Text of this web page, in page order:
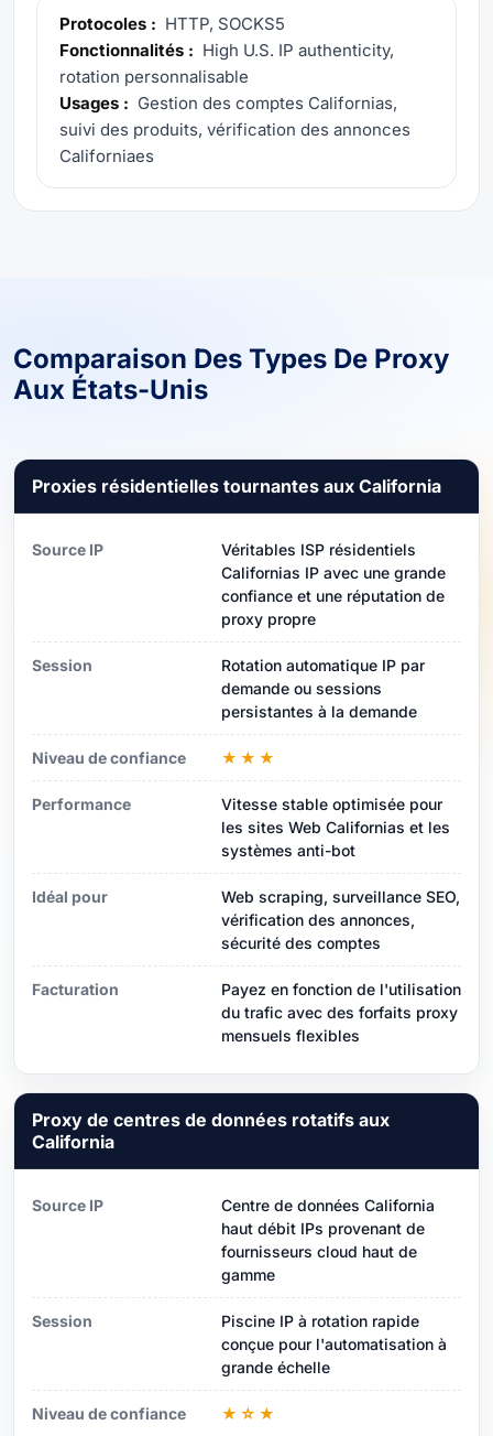
Protocoles : HTTP, SOCKS5
Fonctionnalités : High U.S. IP authenticity,
rotation personnalisable
Usages : Gestion des comptes Californias,
suivi des produits, vérification des annonces
Californiaes
Comparaison Des Types De Proxy
Aux États-Unis
Proxies résidentielles tournantes aux California
Source IP
Véritables ISP résidentiels
Californias IP avec une grande
confiance et une réputation de
proxy propre
Session
Rotation automatique IP par
demande ou sessions
persistantes à la demande
Niveau de confiance ★★★
Performance
Vitesse stable optimisée pour
les sites Web Californias et les
systèmes anti-bot
Idéal pour
Web scraping, surveillance SEO,
vérification des annonces,
sécurité des comptes
Facturation
Payez en fonction de l'utilisation
du trafic avec des forfaits proxy
mensuels flexibles
Proxy de centres de données rotatifs aux
California
Source IP
Centre de données California
haut débit IPs provenant de
fournisseurs cloud haut de
gamme
Session
Piscine IP à rotation rapide
conçue pour l'automatisation à
grande échelle
Niveau de confiance ★☆★